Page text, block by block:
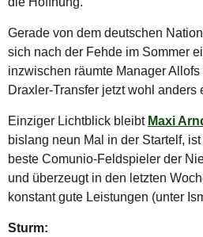
Gerade von dem deutschen
sich nach der Fehde im Sommer
inzwischen räumte Manager
Draxler-Transfer jetzt wohl anders
Einziger Lichtblick bleibt Maxi
bislang neun Mal in der Startelf,
beste Comunio-Feldspieler der
und überzeugt in den letzten
konstant gute Leistungen (unter
Sturm: